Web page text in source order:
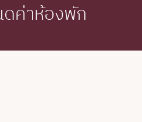
ค่าห้องพัก